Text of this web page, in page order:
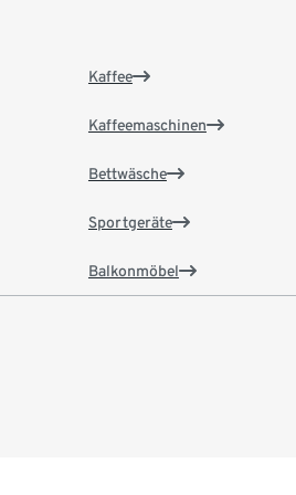
Kaffee
Kaffeemaschinen
Bettwäsche
Sportgeräte
Balkonmöbel